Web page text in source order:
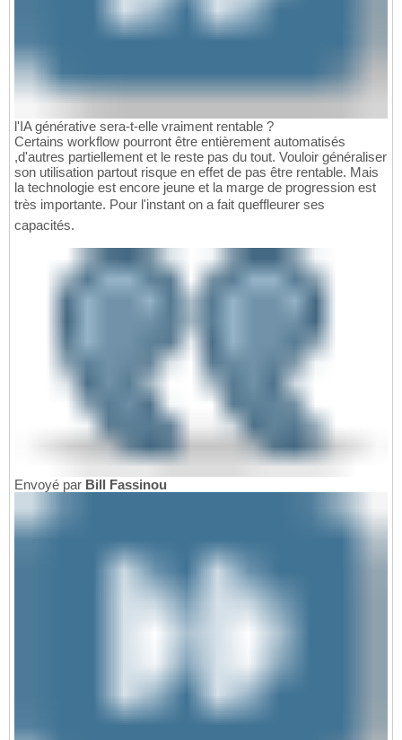
l'IA générative sera-t-elle vraiment rentable ?
Certains workflow pourront être entièrement automatisés
,d'autres partiellement et le reste pas du tout. Vouloir généraliser
son utilisation partout risque en effet de pas être rentable. Mais
la technologie est encore jeune et la marge de progression est
très importante. Pour l'instant on a fait queffleurer ses
capacités.
Envoyé par Bill Fassinou